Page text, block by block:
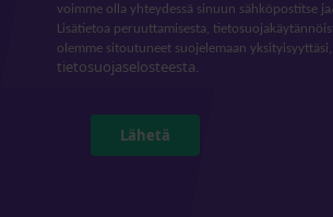
voimme olla yhteydessä sinuun sähköpostitse
Lisätietoa peruuttamisesta,
olemme sitoutuneet suojelemaan yksityisyyttäsi,
tietosuojaselosteesta.
Lähetä